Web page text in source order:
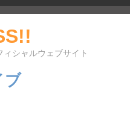
シャルウェブサイト
ブ